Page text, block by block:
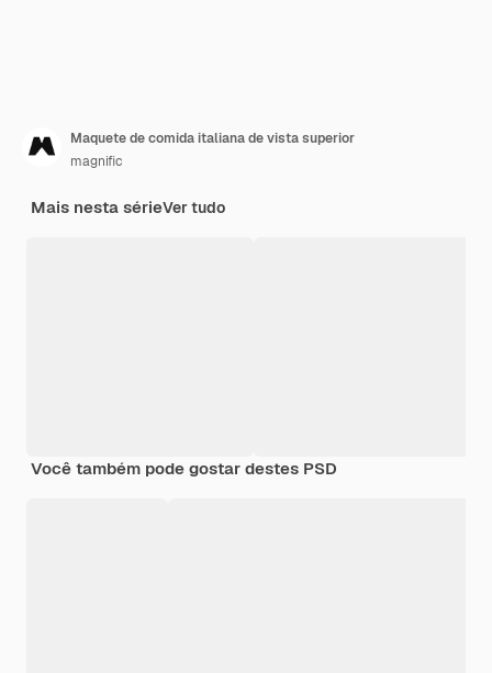
Maquete de comida italiana de vista superior
magnific
Mais nesta sérieVer tudo
Você também pode gostar destes PSD